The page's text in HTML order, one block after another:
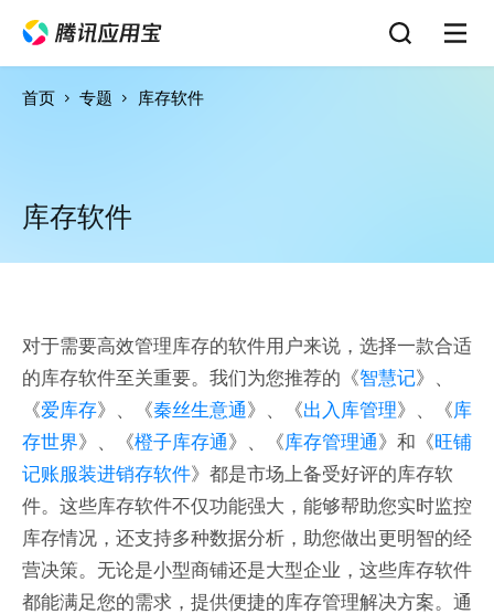
首页 专题 库存软件
库存软件
对于需要高效管理库存的软件用户来说，选择一款合适
的库存软件至关重要。我们为您推荐的《智慧记》、
《爱库存》、《秦丝生意通》、《出入库管理》、《库
存世界》、《橙子库存通》、《库存管理通》和《旺铺
记账服装进销存软件》都是市场上备受好评的库存软
件。这些库存软件不仅功能强大，能够帮助您实时监控
库存情况，还支持多种数据分析，助您做出更明智的经
营决策。无论是小型商铺还是大型企业，这些库存软件
都能满足您的需求，提供便捷的库存管理解决方案。通